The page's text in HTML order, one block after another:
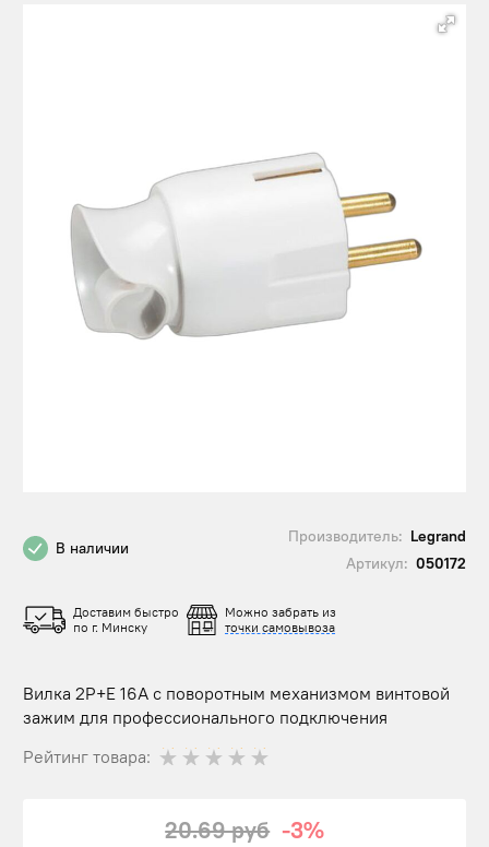
В наличии
Производитель: Legrand
Артикул: 050172
Доставим быстро
по г. Минску
Можно забрать из
точки самовывоза
Вилка 2P+E 16А с поворотным механизмом винтовой
зажим для профессионального подключения
Рейтинг товара:
20.69 руб -3%